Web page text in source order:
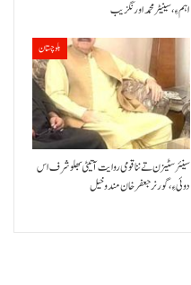
اہم ءِ،سینیٹر محمد اورنگزیب
بلوچستان
سینئر سٹیزن تے ننا قومی روایت آتیٹی بھلو شرف اس
دوئی ءِ،گورنر جعفرخان مندوخیل